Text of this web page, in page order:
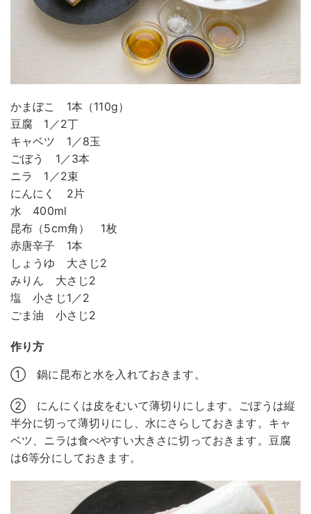
かまぼこ 1本（110g）
豆腐 1／2丁
キャベツ 1／8玉
ごぼう 1／3本
ニラ 1／2束
にんにく 2片
水 400ml
昆布（5cm角） 1枚
赤唐辛子 1本
しょうゆ 大さじ2
みりん 大さじ2
塩 小さじ1／2
ごま油 小さじ2
作り方
① 鍋に昆布と水を入れておきます。
② にんにくは皮をむいて薄切りにします。ごぼうは縦
半分に切って薄切りにし、水にさらしておきます。キャ
ベツ、ニラは食べやすい大きさに切っておきます。豆腐
は6等分にしておきます。